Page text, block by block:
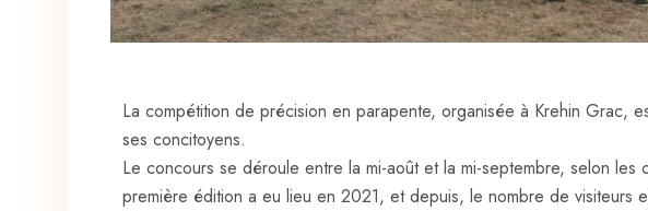
La compétition de précision en parapente, organisée à Krehin Grac,
ses concitoyens.
Le concours se déroule entre la mi-août et la mi-septembre, selon les
première édition a eu lieu en 2021, et depuis, le nombre de visiteurs